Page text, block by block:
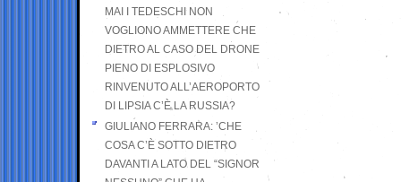
MAI I TEDESCHI NON
VOGLIONO AMMETTERE CHE
DIETRO AL CASO DEL DRONE
PIENO DI ESPLOSIVO
RINVENUTO ALL’AEROPORTO
DI LIPSIA C’È LA RUSSIA?
GIULIANO FERRARA: ’CHE
COSA C’È SOTTO DIETRO
DAVANTI A LATO DEL “SIGNOR